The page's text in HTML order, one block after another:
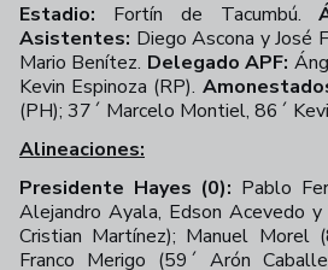
Estadio: Fortín de Tacumbú.
Asistentes: Diego Ascona y José
Mario Benítez. Delegado APF:
Kevin Espinoza (RP).
(PH); 37´ Marcelo Montiel, 86´
Alineaciones:
Presidente Hayes (0): Pablo
Alejandro Ayala, Edson Acevedo
Cristian Martínez); Manuel Morel
Franco Merigo (59´ Arón